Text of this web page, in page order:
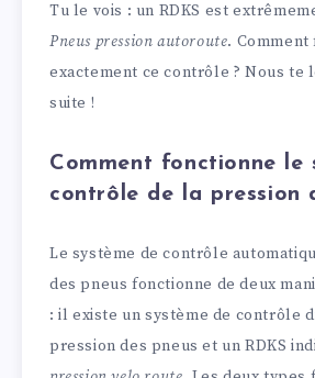
Tu le vois : un RDKS est
Pneus pression autoroute.
exactement ce contrôle ? Nous te
suite !
Comment fonctionne le
contrôle de la pression
Le système de contrôle
des pneus fonctionne de deux
: il existe un système de contrôle
pression des pneus et un RDKS